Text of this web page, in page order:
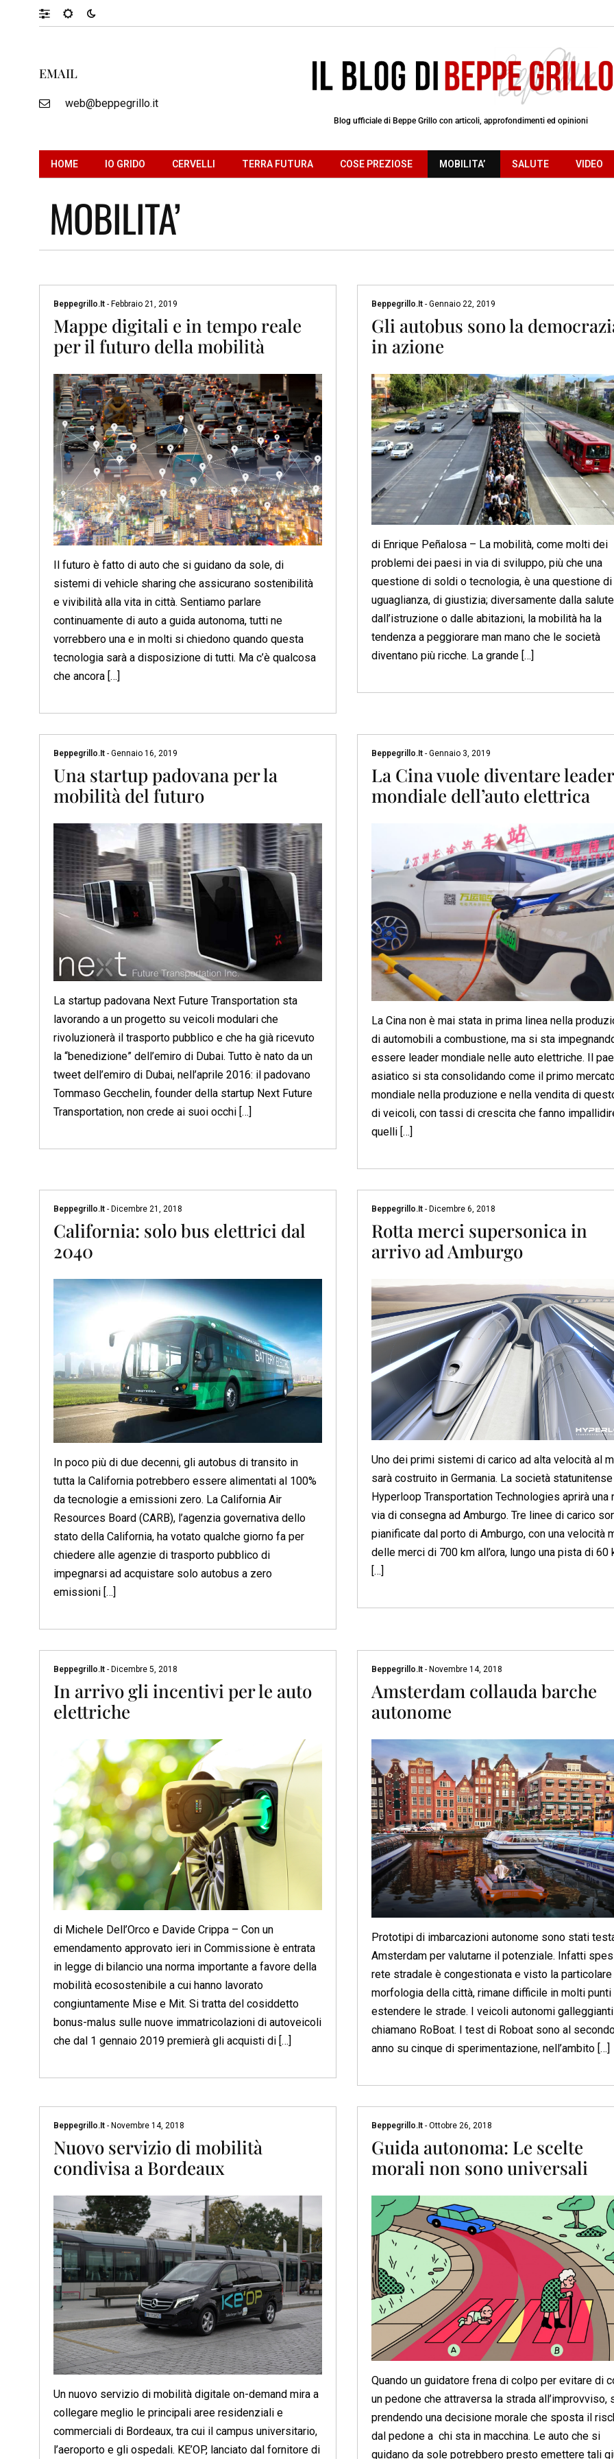
EMAIL
web@beppegrillo.it
Blog ufficiale di Beppe Grillo con articoli, approfondimenti ed opinioni
HOME IO GRIDO CERVELLI TERRA FUTURA COSE PREZIOSE MOBILITA’ SALUTE VIDEO
MOBILITA’
Beppegrillo.it - Febbraio 21, 2019
Mappe digitali e in tempo reale
per il futuro della mobilità
Il futuro è fatto di auto che si guidano da sole, di
sistemi di vehicle sharing che assicurano sostenibilità
e vivibilità alla vita in città. Sentiamo parlare
continuamente di auto a guida autonoma, tutti ne
vorrebbero una e in molti si chiedono quando questa
tecnologia sarà a disposizione di tutti. Ma c’è qualcosa
che ancora […]
Beppegrillo.it -Gennaio 22, 2019
Gli autobus sono la
in azione
di Enrique Peñalosa – La mobilità, come molti dei
problemi dei paesi in via di sviluppo, più che una
questione di soldi o tecnologia, è una questione di
uguaglianza, di giustizia; diversamente dalla
dall’istruzione o dalle abitazioni, la mobilità ha la
tendenza a peggiorare man mano che le società
diventano più ricche. La grande […]
Beppegrillo.it - Gennaio 16, 2019
Una startup padovana per la
mobilità del futuro
La startup padovana Next Future Transportation sta
lavorando a un progetto su veicoli modulari che
rivoluzionerà il trasporto pubblico e che ha già ricevuto
la “benedizione” dell’emiro di Dubai. Tutto è nato da un
tweet dell’emiro di Dubai, nell’aprile 2016: il padovano
Tommaso Gecchelin, founder della startup Next Future
Transportation, non crede ai suoi occhi […]
Beppegrillo.it -Gennaio 3, 2019
La Cina vuole diventare leader
mondiale dell’auto elettrica
La Cina non è mai stata in prima linea nella
di automobili a combustione, ma si sta
essere leader mondiale nelle auto elettriche. Il
asiatico si sta consolidando come il primo
mondiale nella produzione e nella vendita di
di veicoli, con tassi di crescita che fanno
quelli […]
Beppegrillo.it - Dicembre 21, 2018
California: solo bus elettrici dal
2040
In poco più di due decenni, gli autobus di transito in
tutta la California potrebbero essere alimentati al 100%
da tecnologie a emissioni zero. La California Air
Resources Board (CARB), l’agenzia governativa dello
stato della California, ha votato qualche giorno fa per
chiedere alle agenzie di trasporto pubblico di
impegnarsi ad acquistare solo autobus a zero
emissioni […]
Beppegrillo.it -Dicembre 6, 2018
Rotta merci supersonica in
arrivo ad Amburgo
Uno dei primi sistemi di carico ad alta velocità al
sarà costruito in Germania. La società statunitense
Hyperloop Transportation Technologies aprirà una
via di consegna ad Amburgo. Tre linee di carico
pianificate dal porto di Amburgo, con una velocità
delle merci di 700 km all’ora, lungo una pista di 60
[…]
Beppegrillo.it - Dicembre 5, 2018
In arrivo gli incentivi per le auto
elettriche
di Michele Dell’Orco e Davide Crippa – Con un
emendamento approvato ieri in Commissione è entrata
in legge di bilancio una norma importante a favore della
mobilità ecosostenibile a cui hanno lavorato
congiuntamente Mise e Mit. Si tratta del cosiddetto
bonus-malus sulle nuove immatricolazioni di autoveicoli
che dal 1 gennaio 2019 premierà gli acquisti di […]
Beppegrillo.it -Novembre 14, 2018
Amsterdam collauda barche
autonome
Prototipi di imbarcazioni autonome sono stati
Amsterdam per valutarne il potenziale. Infatti
rete stradale è congestionata e visto la particolare
morfologia della città, rimane difficile in molti punti
estendere le strade. I veicoli autonomi
chiamano RoBoat. I test di Roboat sono al
anno su cinque di sperimentazione, nell’ambito […]
Beppegrillo.it - Novembre 14, 2018
Nuovo servizio di mobilità
condivisa a Bordeaux
Un nuovo servizio di mobilità digitale on-demand mira a
collegare meglio le principali aree residenziali e
commerciali di Bordeaux, tra cui il campus universitario,
l’aeroporto e gli ospedali. KE’OP, lanciato dal fornitore di
Beppegrillo.it -Ottobre 26, 2018
Guida autonoma: Le scelte
morali non sono universali
Quando un guidatore frena di colpo per evitare di
un pedone che attraversa la strada all’improvviso,
prendendo una decisione morale che sposta il
dal pedone a chi sta in macchina. Le auto che si
guidano da sole potrebbero presto emettere tali